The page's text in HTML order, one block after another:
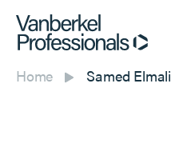
Professionals
Home Samed Elmali